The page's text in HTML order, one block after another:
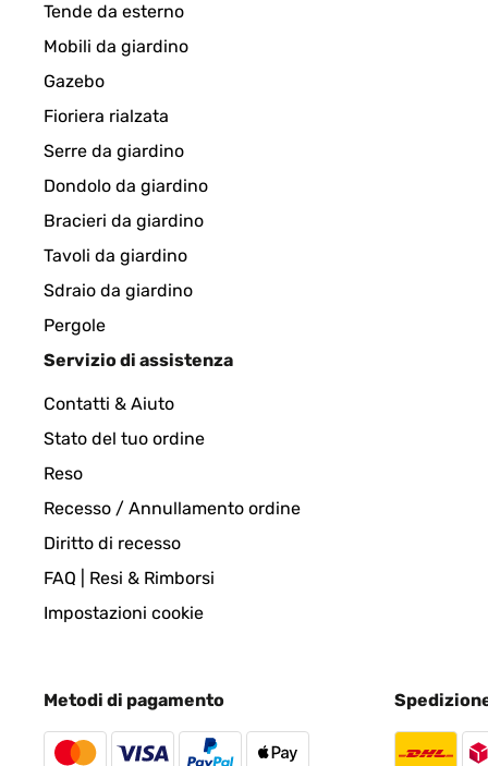
trois ans aujourd’hui et continue d’utiliser cette
Utilisateur d'Amazon
Perfekt für meine Tochter.
Amazon-Benutzer
VALUTAZIONE VERIFICATA
Funciona bien
Usuario/a de amazon
Ottimo prodotto e molto utile. Mio figlio lo utilizza
Utente Amazon
Tende da esterno
Mobili da giardino
Gazebo
Fioriera rialzata
Serre da giardino
Dondolo da giardino
Bracieri da giardino
Tavoli da giardino
Sdraio da giardino
Pergole
Servizio di assistenza
Contatti & Aiuto
Stato del tuo ordine
Reso
Recesso / Annullamento ordine
Diritto di recesso
FAQ | Resi & Rimborsi
Impostazioni cookie
Metodi di pagamento